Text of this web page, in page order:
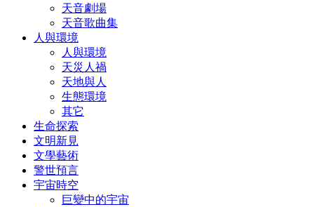
天音劇場
天音歌曲集
人與環境
人與環境
天災人禍
天地與人
生態環境
其它
生命探索
文明新見
文學藝術
警世預言
宇宙時空
巨變中的宇宙